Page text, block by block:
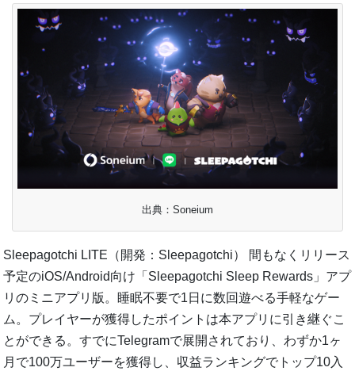
出典：Soneium
Sleepagotchi LITE（開発：Sleepagotchi） 間もなくリリース
予定のiOS/Android向け「Sleepagotchi Sleep Rewards」アプ
リのミニアプリ版。睡眠不要で1日に数回遊べる手軽なゲー
ム。プレイヤーが獲得したポイントは本アプリに引き継ぐこ
とができる。すでにTelegramで展開されており、わずか1ヶ
月で100万ユーザーを獲得し、収益ランキングでトップ10入